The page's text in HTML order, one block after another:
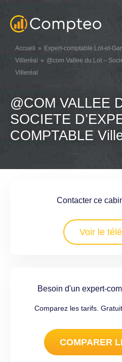
Accueil Expert-comptable Lot-et-
Villeréal
@com Vallee du Lot –
Villeréal
@COM VALLEE
SOCIETE
COMPTABLE
Contacter ce
Voir le
Besoin d'un expert-
Comparez les tarifs.
COMPARER